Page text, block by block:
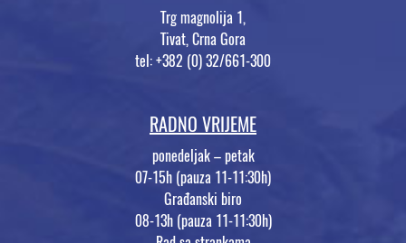
Trg magnolija 1,
Tivat, Crna Gora
tel: +382 (0) 32/661-300
RADNO VRIJEME
ponedeljak – petak
07-15h (pauza 11-11:30h)
Građanski biro
08-13h (pauza 11-11:30h)